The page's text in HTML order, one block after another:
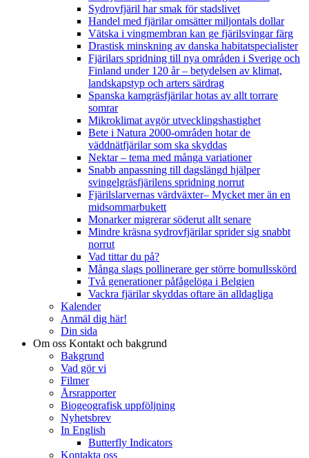
Sydrovfjäril har smak för stadslivet
Handel med fjärilar omsätter miljontals dollar
Vätska i vingmembran kan ge fjärilsvingar färg
Drastisk minskning av danska habitatspecialister
Fjärilars spridning till nya områden i Sverige och
Finland under 120 år– betydelsen av klimat,
landskapstyp och arters särdrag
Spanska kamgräsfjärilar hotas av allt torrare
somrar
Mikroklimat avgör utvecklingshastighet
Bete i Natura 2000-områden hotar de
väddnätfjärilar som ska skyddas
Nektar – tema med många variationer
Snabb anpassning till dagslängd hjälper
svingelgräsfjärilens spridning norrut
Fjärilslarvernas värdväxter– Mycket mer än en
midsommarbukett
Monarker migrerar söderut allt senare
Mindre kräsna sydrovfjärilar sprider sig snabbt
norrut
Vad tittar du på?
Många slags pollinerare ger större bomullsskörd
Två generationer påfågelöga i Belgien
Vackra fjärilar skyddas oftare än alldagliga
Kalender
Anmäl dig här!
Din sida
Om oss Kontakt och bakgrund
Bakgrund
Vad gör vi
Filmer
Årsrapporter
Biogeografisk uppföljning
Nyhetsbrev
In English
Butterfly Indicators
Kontakta oss